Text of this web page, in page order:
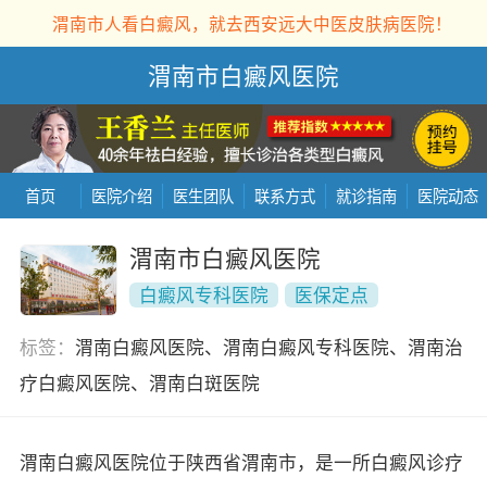
渭南市人看白癜风，就去西安远大中医皮肤病医院！
渭南市白癜风医院
首页 医院介绍 医生团队 联系方式 就诊指南 医院动态
渭南市白癜风医院
白癜风专科医院
医保定点
标签： 渭南白癜风医院、渭南白癜风专科医院、渭南治
疗白癜风医院、渭南白斑医院
渭南白癜风医院位于陕西省渭南市，是一所白癜风诊疗